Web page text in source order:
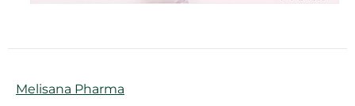
Marque
Melisana Pharma